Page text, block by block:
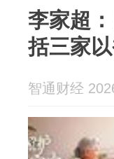
李家超
括三家
智通财经